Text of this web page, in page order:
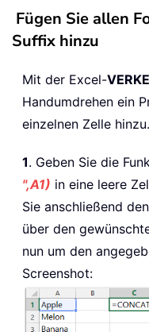
Fügen Sie allen
Suffix hinzu
Mit der Excel-
Handumdrehen ein
einzelnen Zelle hinzu.
1. Geben Sie die
",A1) in eine leere
Sie anschließend
über den
nun um den
Screenshot: